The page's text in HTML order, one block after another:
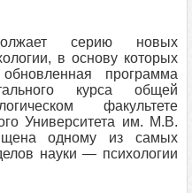
серию новых
в основу которых
программа
курса общей
факультете
Университета им. М.В.
одному из самых
науки — психологии